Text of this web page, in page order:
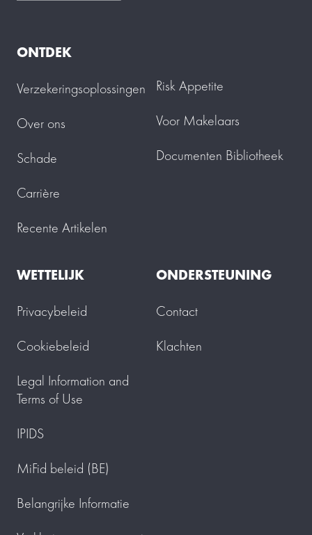
ONTDEK
Verzekeringsoplossingen
Over ons
Schade
Carrière
Recente Artikelen
Risk Appetite
Voor Makelaars
Documenten Bibliotheek
WETTELIJK
Privacybeleid
Cookiebeleid
Legal Information and
Terms of Use
IPIDS
MiFid beleid (BE)
Belangrijke Informatie
ONDERSTEUNING
Contact
Klachten